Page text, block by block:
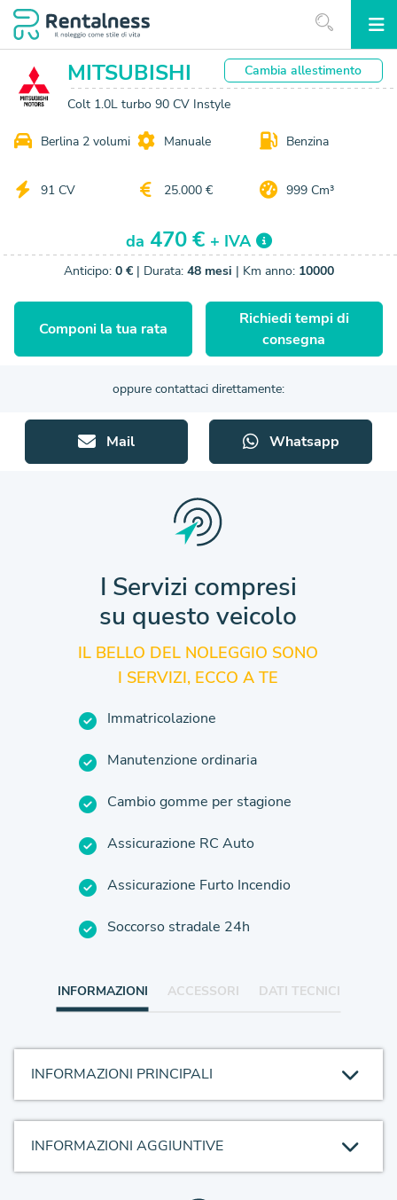
MITSUBISHI
Colt 1.0L turbo 90 CV Instyle
Cambiaallestimento
Berlina 2 volumi Manuale Benzina
91 CV 25.000 € 999 Cm³
da 470 € + IVA
Anticipo: 0 €| Durata: 48 mesi | Km anno: 10000
Componi la tua rata
Richiedi tempi di
consegna
oppure contattaci direttamente:
Mail Whatsapp
I Servizi compresi
su questo veicolo
IL BELLO DEL NOLEGGIO SONO
I SERVIZI, ECCO A TE
Immatricolazione
Manutenzione ordinaria
Cambio gomme per stagione
Assicurazione RC Auto
Assicurazione Furto Incendio
Soccorso stradale 24h
INFORMAZIONI ACCESSORI DATI TECNICI
INFORMAZIONI PRINCIPALI
INFORMAZIONI AGGIUNTIVE